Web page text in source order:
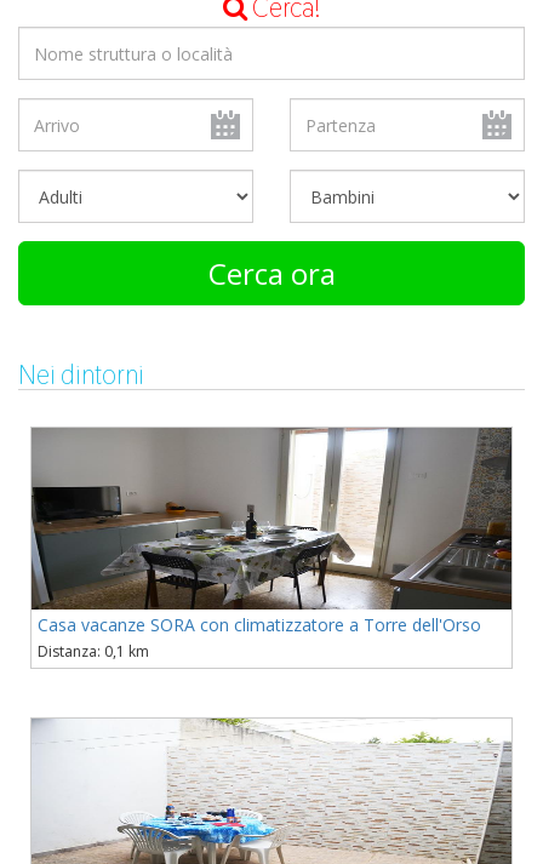
Cerca!
Cerca ora
Nei dintorni
Casa vacanze SORA con climatizzatore a Torre dell'Orso
Distanza: 0,1 km